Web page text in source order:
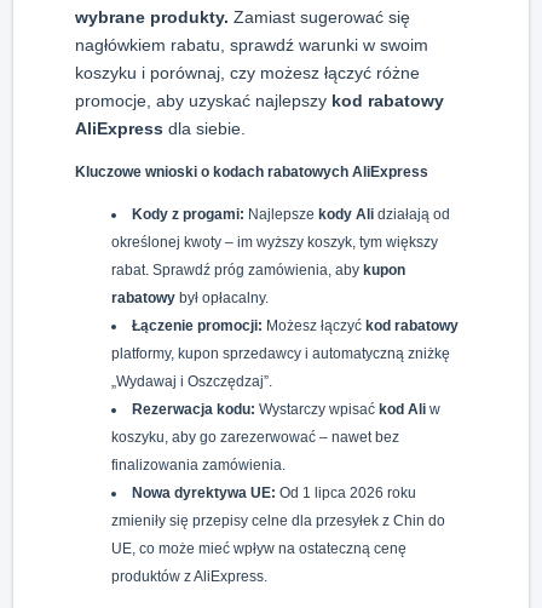
wybrane produkty. Zamiast sugerować się
nagłówkiem rabatu, sprawdź warunki w swoim
koszyku i porównaj, czy możesz łączyć różne
promocje, aby uzyskać najlepszy kod rabatowy
AliExpress dla siebie.
Kluczowe wnioski o kodach rabatowych AliExpress
Kody z progami: Najlepsze kody Ali działają od
określonej kwoty – im wyższy koszyk, tym większy
rabat. Sprawdź próg zamówienia, aby kupon
rabatowy był opłacalny.
Łączenie promocji: Możesz łączyć kod rabatowy
platformy, kupon sprzedawcy i automatyczną zniżkę
„Wydawaj i Oszczędzaj”.
Rezerwacja kodu: Wystarczy wpisać kod Ali w
koszyku, aby go zarezerwować – nawet bez
finalizowania zamówienia.
Nowa dyrektywa UE: Od 1 lipca 2026 roku
zmieniły się przepisy celne dla przesyłek z Chin do
UE, co może mieć wpływ na ostateczną cenę
produktów z AliExpress.